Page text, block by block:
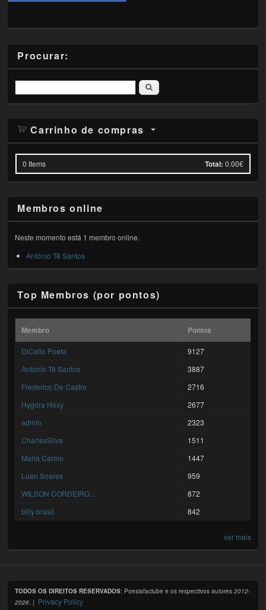
Procurar:
Pesquisar
Carrinho de compras
0 Items Total: 0.00€
Membros online
Neste momento está 1 membro online.
António Tê Santos
Top Membros (por pontos)
Membro Pontos
DiCello Poeta
9127
António Tê Santos
3887
Frederico De Castro
2716
Hygora Hoxy
2677
admin
2323
CharlesSilva
1511
Maria Carmo
1447
Luan Soares
959
WILSON CORDEIRO...
872
billy brasil
842
ver mais
TODOS OS DIREITOS RESERVADOS: Poesiafaclube e os respectivos autores2012-
2026 . | Privacy Policy